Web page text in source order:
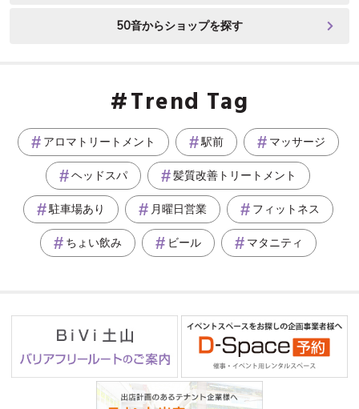
50音からショップを探す
Trend Tag
アロマトリートメント 駅前 マッサージ
ヘッドスパ 髪質改善トリートメント
駐車場あり 月曜日営業 フィットネス
ちょい飲み ビール マタニティ